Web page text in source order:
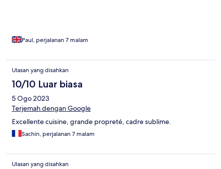
Paul, perjalanan 7 malam
Ulasan yang disahkan
10/10 Luar biasa
5 Ogo 2023
Terjemah dengan Google
Excellente cuisine, grande propreté, cadre sublime.
Sachin, perjalanan 7 malam
Ulasan yang disahkan